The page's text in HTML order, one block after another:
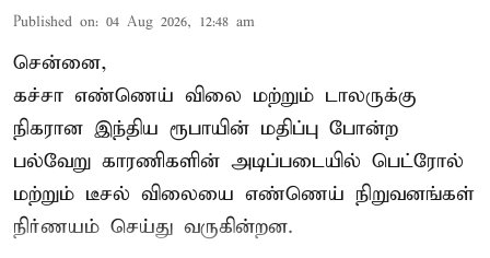
Published on: 04 Aug 2026, 12:48 am
சென்னை,
கச்சா எண்ணெய் விலை மற்றும் டாலருக்கு
நிகரான இந்திய ரூபாயின் மதிப்பு போன்ற
பல்வேறு காரணிகளின் அடிப்படையில் பெட்ரோல்
மற்றும் டீசல் விலையை எண்ணெய் நிறுவனங்கள்
நிர்ணயம் செய்து வருகின்றன.